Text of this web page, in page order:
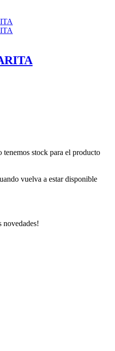
tenemos stock para el producto
vuelva a estar disponible
novedades!